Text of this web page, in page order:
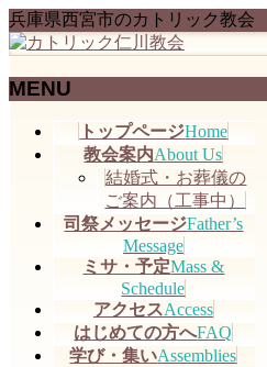
兵庫県西宮市のカトリック教会
MENU
トップページHome
教会案内About Us
結婚式・お葬儀の
ご案内（工事中）
司祭メッセージFather’s
Message
ミサ・予定Mass &
Schedule
アクセスAccess
はじめての方へFAQ
学び・集いAssemblies